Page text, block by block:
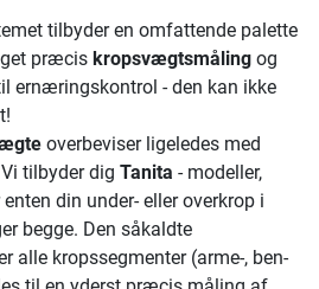
tilbyder en omfattende palette
præcis kropsvægtsmåling og
ernæringskontrol - den kan ikke
overbeviser ligeledes med
tilbyder dig Tanita - modeller,
din under- eller overkrop i
begge. Den såkaldte
alle kropssegmenter (arme-, ben-